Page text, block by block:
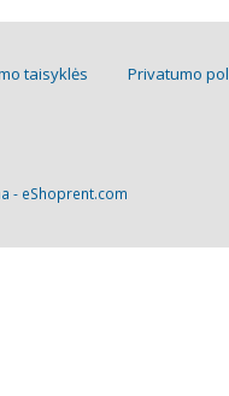
taisyklės Privatumo
- eShoprent.com